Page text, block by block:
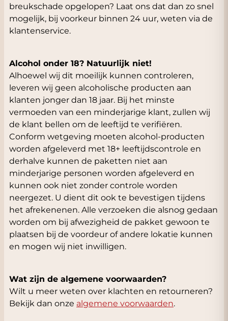
breukschade opgelopen? Laat ons dat dan zo snel
mogelijk, bij voorkeur binnen 24 uur, weten via de
klantenservice.
Alcohol onder 18? Natuurlijk niet!
Alhoewel wij dit moeilijk kunnen controleren,
leveren wij geen alcoholische producten aan
klanten jonger dan 18 jaar. Bij het minste
vermoeden van een minderjarige klant, zullen wij
de klant bellen om de leeftijd te verifiëren.
Conform wetgeving moeten alcohol-producten
worden afgeleverd met 18+ leeftijdscontrole en
derhalve kunnen de paketten niet aan
minderjarige personen worden afgeleverd en
kunnen ook niet zonder controle worden
neergezet. U dient dit ook te bevestigen tijdens
het afrekenenen. Alle verzoeken die alsnog gedaan
worden om bij afwezigheid de pakket gewoon te
plaatsen bij de voordeur of andere lokatie kunnen
en mogen wij niet inwilligen.
Wat zijn de algemene voorwaarden?
Wilt u meer weten over klachten en retourneren?
Bekijk dan onze algemene voorwaarden.